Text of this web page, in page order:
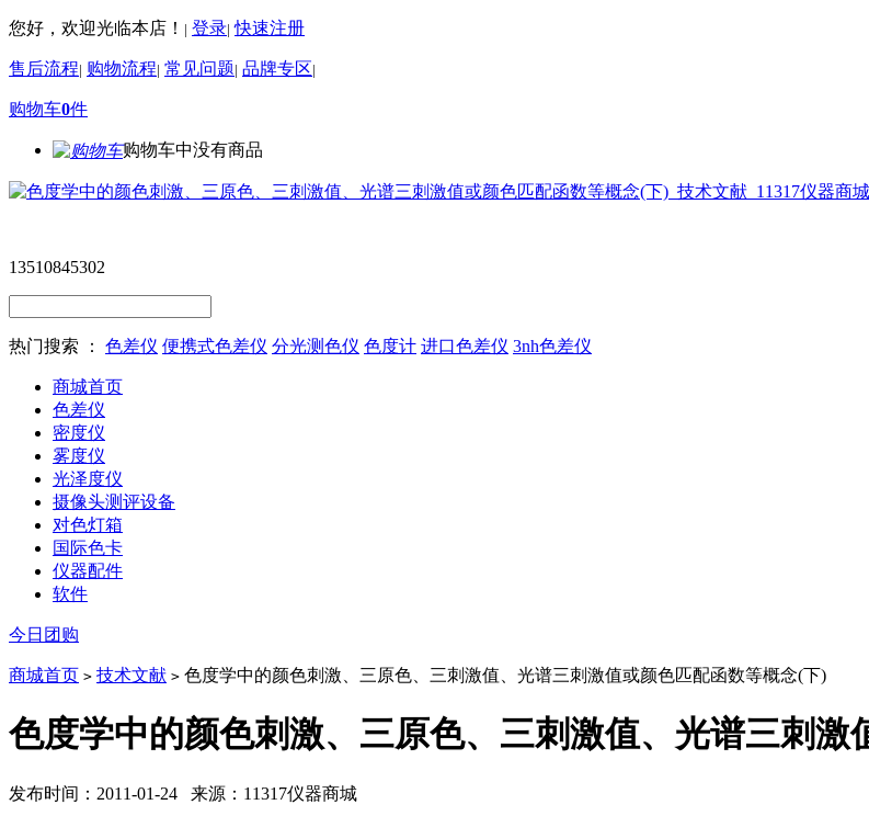
您好，欢迎光临本店！ | 登录| 快速注册
售后流程| 购物流程| 常见问题| 品牌专区|
购物车0件
购物车中没有商品
13510845302
热门搜索 ： 色差仪 便携式色差仪 分光测色仪 色度计 进口色差仪 3nh色差仪
商城首页
色差仪
密度仪
雾度仪
光泽度仪
摄像头测评设备
对色灯箱
国际色卡
仪器配件
软件
今日团购
商城首页 > 技术文献 > 色度学中的颜色刺激、三原色、三刺激值、光谱三刺激值或颜色匹配函数等概念(下)
色度学中的颜色刺激、三原色、三刺激值、光谱三刺激
发布时间：2011-01-24 来源：11317仪器商城